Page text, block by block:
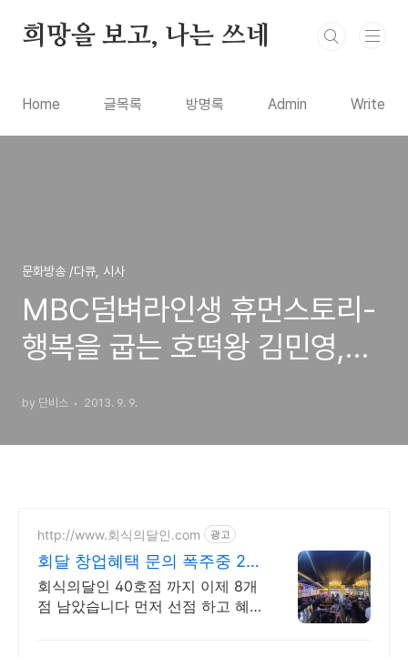
희망을 보고, 나는 쓰네
Home 글목록 방명록 Admin Write
문화방송 /다큐, 시사
MBC덤벼라인생 휴먼스토리-
행복을 굽는 호떡왕 김민영,남
리
by 단비스 2013. 9. 9.
http://www.회식의달인.com 광고
회달 창업혜택 문의 폭주중 25
년 소비자만족도1위 수상
회식의달인 40호점 까지 이제 8개
점 남았습니다 먼저 선점 하고 혜